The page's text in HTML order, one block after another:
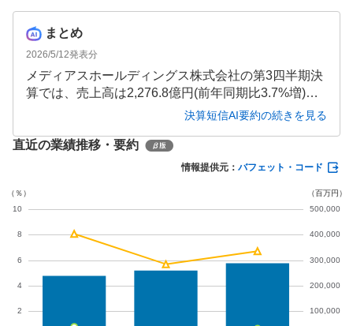
まとめ
2026/5/12発表分
メディアスホールディングス株式会社の第3四半期決
算では、売上高は2,276.8億円(前年同期比3.7%増)と
増収となりましたが、人件費や物流コストの増加に
した。循環器・整形外科領域を中心とした症例増加
や新規顧客獲得が売上拡大に寄与しましたが、コス
決算短信AI要約の続きを見る
直近の業績推移・要約
情報提供元： バフェット・コード